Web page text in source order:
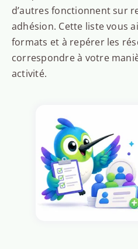
d’autres fonctionnent sur
adhésion. Cette liste vous
formats et à repérer les
correspondre à votre
activité.